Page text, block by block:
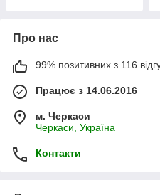
Про нас
99% позитивних з 116
Працює з 14.06.2016
м. Черкаси
Черкаси, Україна
Контакти